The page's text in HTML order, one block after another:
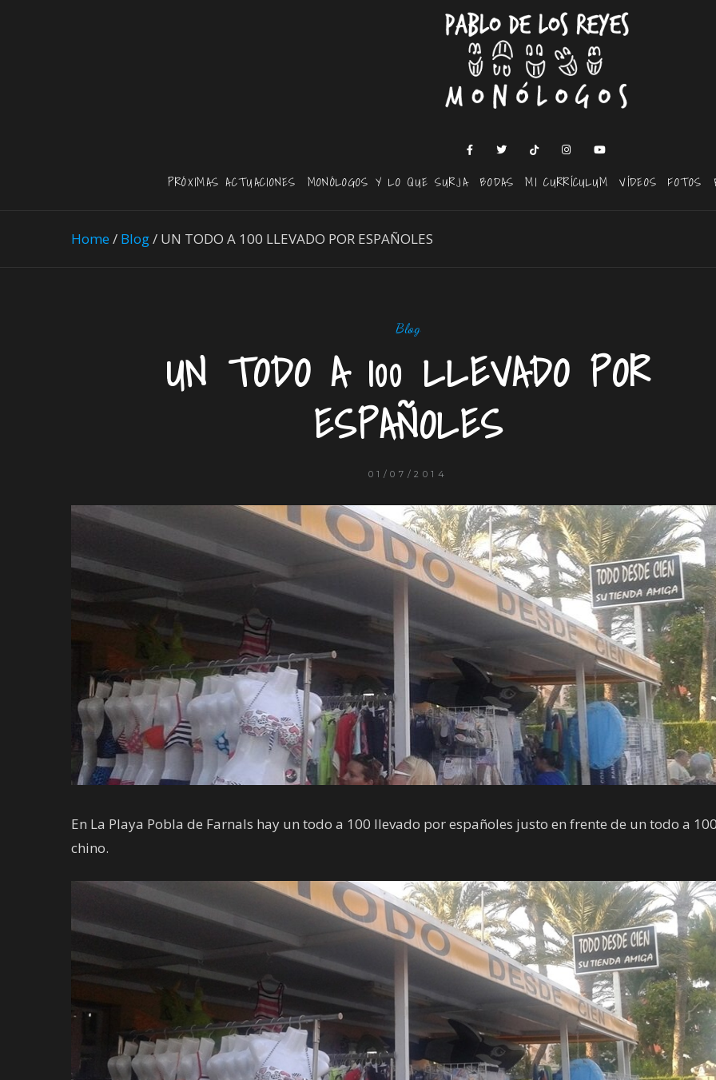
PRÓXIMAS ACTUACIONES MONÓLOGOS Y LO QUE SURJA BODAS MI CURRÍCULUM VÍDEOS FOTOS
Home/ Blog/ UN TODO A 100 LLEVADO POR ESPAÑOLES
Blog
UN TODO A 100 LLEVADO POR
ESPAÑOLES
01/07/2014
En La Playa Pobla de Farnals hay un todo a 100 llevado por españoles justo en frente de un todo a 100
chino.